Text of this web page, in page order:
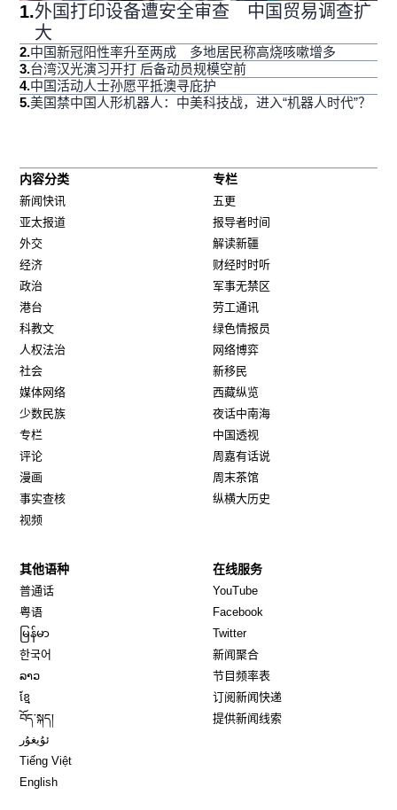
1.外国打印设备遭安全审查 中国贸易调查扩
大
2.中国新冠阳性率升至两成 多地居民称高烧咳嗽增多
3.
台湾汉光演习开打 后备动员规模空前
4.中国活动人士孙愿平抵澳寻庇护
5.美国禁中国人形机器人：中美科技战，进入“机器人时代”？
内容分类
新闻快讯
亚太报道
外交
经济
政治
港台
科教文
人权法治
社会
媒体网络
少数民族
专栏
评论
漫画
事实查核
视频
专栏
五更
报导者时间
解读新疆
财经时时听
军事无禁区
劳工通讯
绿色情报员
网络博弈
新移民
西藏纵览
夜话中南海
中国透视
周嘉有话说
周末茶馆
纵横大历史
其他语种
普通话
粤语
မြန်မာ
한국어
ລາວ
ខ្មែ
བོད་སྐད།
ئۇيغۇر
Tiếng Việt
English
在线服务
YouTube
Facebook
TwitterOpens in new window
新闻聚合
节目频率表
订阅新闻快递
提供新闻线索